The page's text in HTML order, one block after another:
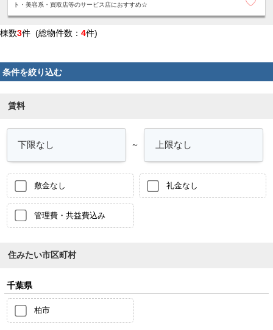
ト・美容系・買取店等のサービス店におすすめ☆
棟数3件 (総物件数： 4件)
条件を絞り込む
賃料
～
敷金なし 礼金なし
管理費・共益費込み
住みたい市区町村
千葉県
柏市